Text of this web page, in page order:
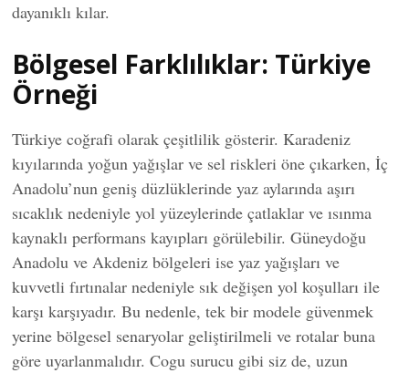
dayanıklı kılar.
Bölgesel Farklılıklar: Türkiye
Örneği
Türkiye coğrafi olarak çeşitlilik gösterir. Karadeniz
kıyılarında yoğun yağışlar ve sel riskleri öne çıkarken, İç
Anadolu’nun geniş düzlüklerinde yaz aylarında aşırı
sıcaklık nedeniyle yol yüzeylerinde çatlaklar ve ısınma
kaynaklı performans kayıpları görülebilir. Güneydoğu
Anadolu ve Akdeniz bölgeleri ise yaz yağışları ve
kuvvetli fırtınalar nedeniyle sık değişen yol koşulları ile
karşı karşıyadır. Bu nedenle, tek bir modele güvenmek
yerine bölgesel senaryolar geliştirilmeli ve rotalar buna
göre uyarlanmalıdır. Cogu surucu gibi siz de, uzun